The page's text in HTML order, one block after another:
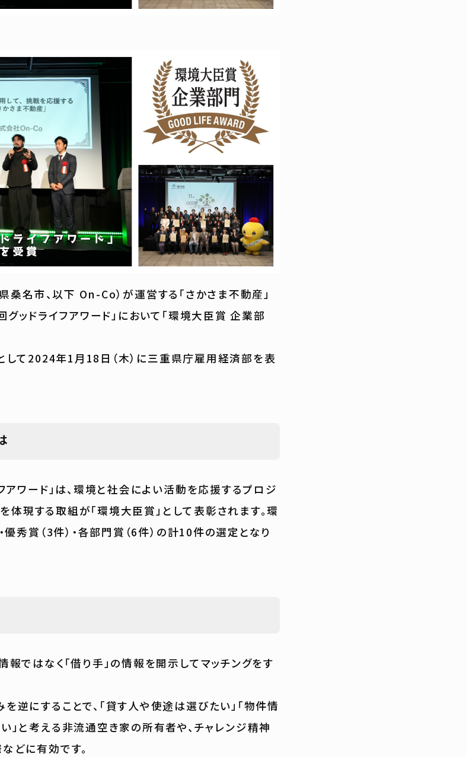
名市、以下 On-Co）が運営する「さかさま不動産」
グッドライフアワード」において「環境大臣賞 企業部
して2024年1月18日（木）に三重県庁雇用経済部を表
ワード」は、環境と社会によい活動を応援するプロジ
体現する取組が「環境大臣賞」として表彰されます。環
優秀賞（3件）・各部門賞（6件）の計10件の選定となり
ではなく「借り手」の情報を開示してマッチングをす
にすることで、「貸す人や使途は選びたい」「物件情
」と考える非流通空き家の所有者や、チャレンジ精神
どに有効です。